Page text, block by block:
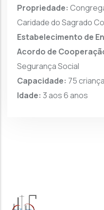
Propriedade:
Caridade do Sagrado
Estabelecimento de
Acordo de
Segurança Social
Capacidade: 75
Idade: 3 aos 6 anos